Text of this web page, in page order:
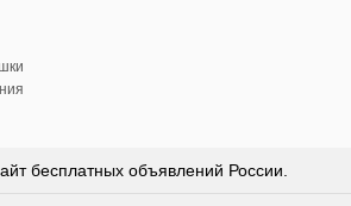
бесплатных объявлений России.